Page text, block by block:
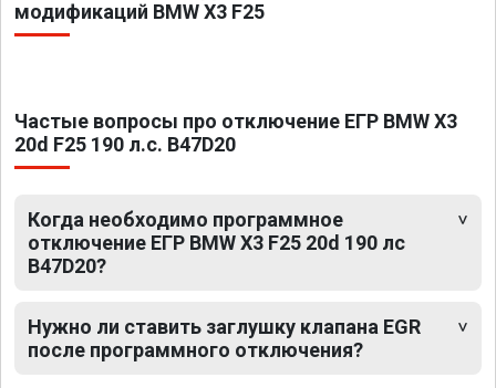
модификаций BMW X3 F25
Частые вопросы про отключение ЕГР BMW X3
20d F25 190 л.с. B47D20
Когда необходимо программное
отключение ЕГР BMW X3 F25 20d 190 лс
B47D20?
Нужно ли ставить заглушку клапана EGR
после программного отключения?